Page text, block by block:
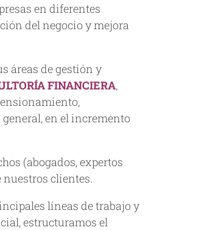
en diferentes
del negocio y mejora
áreas de gestión y
FINANCIERA,
general, en el incremento
(abogados, expertos
nuestros clientes.
líneas de trabajo y
estructuramos el